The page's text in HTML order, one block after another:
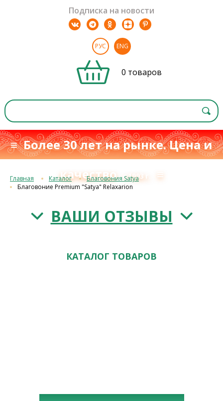
Подписка на новости
РУС ENG
0 товаров
≡ Более 30 лет на рынке. Цена и
качество с 1993 г. ≡
Главная Каталог
Благовония Satya
Благовоние Premium "Satya" Relaxarion
ВАШИ ОТЗЫВЫ
КАТАЛОГ ТОВАРОВ